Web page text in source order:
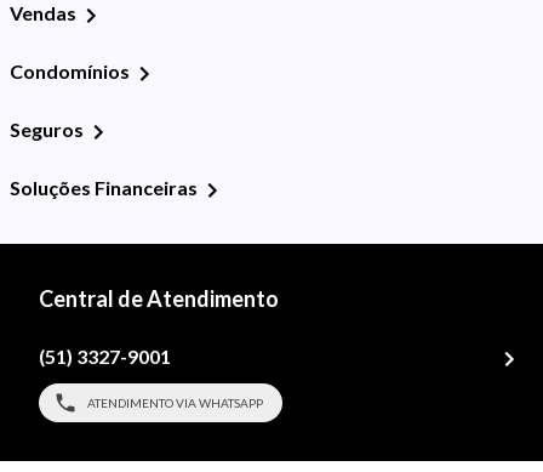
Vendas
Condomínios
Seguros
Soluções Financeiras
Central de Atendimento
(51) 3327-9001
ATENDIMENTO VIA WHATSAPP